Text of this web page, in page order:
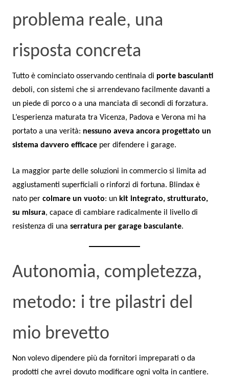
problema reale, una
risposta concreta
Tutto è cominciato osservando centinaia di porte basculanti
deboli, con sistemi che si arrendevano facilmente davanti a
un piede di porco o a una manciata di secondi di forzatura.
L’esperienza maturata tra Vicenza, Padova e Verona mi ha
portato a una verità: nessuno aveva ancora progettato un
sistema davvero efficace per difendere i garage.
La maggior parte delle soluzioni in commercio si limita ad
aggiustamenti superficiali o rinforzi di fortuna. Blindax è
nato percolmare un vuoto: un kit integrato, strutturato,
su misura, capace di cambiare radicalmente il livello di
resistenza di unaserratura per garage basculante.
Autonomia, completezza,
metodo: i tre pilastri del
mio brevetto
Non volevo dipendere più da fornitori impreparati o da
prodotti che avrei dovuto modificare ogni volta in cantiere.